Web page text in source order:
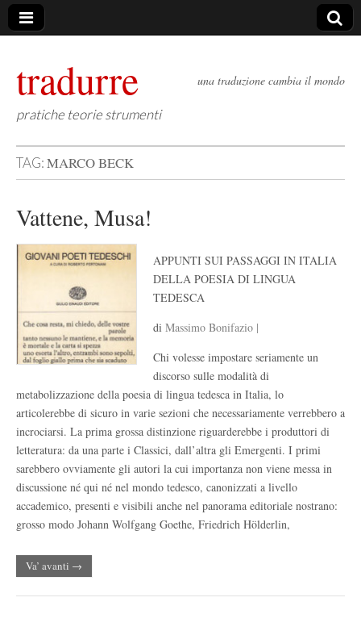
tradurre
pratiche teorie strumenti
una traduzione cambia il mondo
TAG:MARCO BECK
Vattene, Musa!
APPUNTI SUI PASSAGGI IN ITALIA
DELLA POESIA DI LINGUA
TEDESCA
di Massimo Bonifazio |
Chi volesse impostare seriamente un
discorso sulle modalità di
metabolizzazione della poesia di lingua tedesca in Italia, lo
articolerebbe di sicuro in varie sezioni che necessariamente verrebbero a
incrociarsi. La prima grossa distinzione riguarderebbe i produttori di
letteratura: da una parte i Classici, dall’altra gli Emergenti. I primi
sarebbero ovviamente gli autori la cui importanza non viene messa in
discussione né qui né nel mondo tedesco, canonizzati a livello
accademico, presenti e visibili anche nel panorama editoriale nostrano:
grosso modo Johann Wolfgang Goethe, Friedrich Hölderlin,
Va’ avanti →